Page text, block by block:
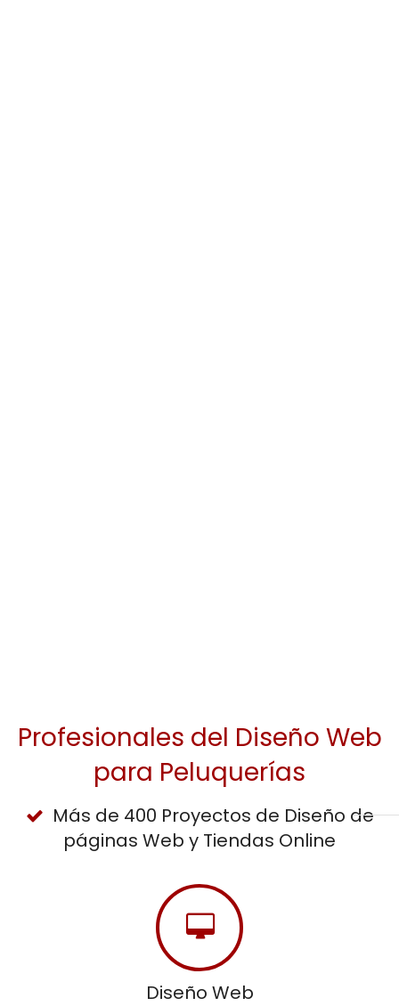
Profesionales del Diseño Web
para Peluquerías
Más de 400 Proyectos de Diseño de
páginas Web y Tiendas Online
Diseño Web